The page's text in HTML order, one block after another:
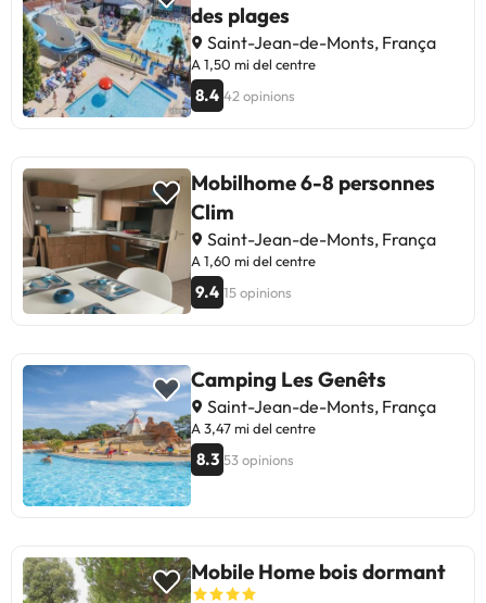
des plages
Saint-Jean-de-Monts, França
A 1,50 mi del centre
8.4 42 opinions
Mobilhome 6-8 personnes
Clim
Saint-Jean-de-Monts, França
A 1,60 mi del centre
9.4 15 opinions
Camping Les Genêts
Saint-Jean-de-Monts, França
A 3,47 mi del centre
8.3 53 opinions
Mobile Home bois dormant